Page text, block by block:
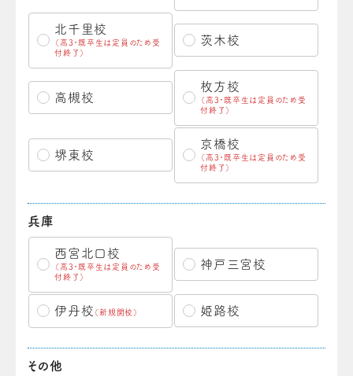
北千里校
（高3・既卒生は定員のため受
付終了）
茨木校
高槻校
枚方校
（高3・既卒生は定員のため受
付終了）
堺東校
京橋校
（高3・既卒生は定員のため受
付終了）
兵庫
西宮北口校
（高3・既卒生は定員のため受
付終了）
神戸三宮校
伊丹校 （新規開校） 姫路校
その他